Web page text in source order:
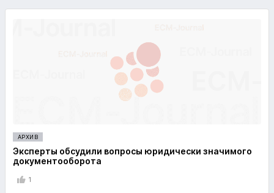
АРХИВ
Эксперты обсудили вопросы юридически значимого
документооборота
1